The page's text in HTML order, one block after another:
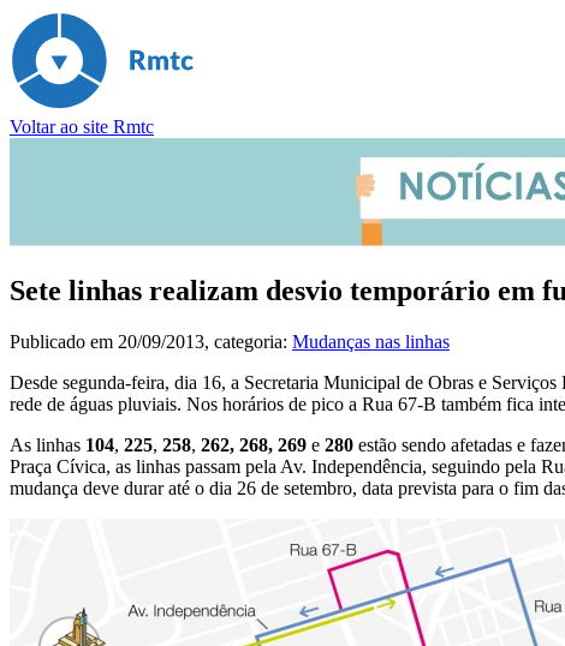
Voltar ao site Rmtc
Sete linhas realizam desvio temporário em
Publicado em 20/09/2013, categoria: Mudanças nas linhas
Desde segunda-feira, dia 16, a Secretaria Municipal de Obras e
rede de águas pluviais. Nos horários de pico a Rua 67-B também fica
As linhas 104, 225, 258, 262, 268, 269 e 280 estão sendo afetadas e
Praça Cívica, as linhas passam pela Av. Independência, seguindo pela
mudança deve durar até o dia 26 de setembro, data prevista para o fim